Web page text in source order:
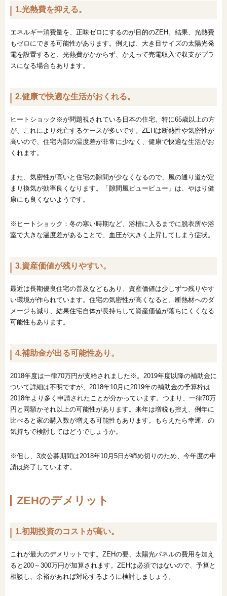
1.光熱費を抑える。
エネルギー消費量を、正味ゼロにするのが目的のZEH。結果、光熱費
もゼロにできる可能性があります。例えば、大き目サイズの太陽光発
電を設置すると、光熱費がかからず、かえって売電収入で収支がプラ
スになる場合もあります。
2.健康で快適な生活がおくれる。
ヒートショック※が問題視されている日本の住宅。特に65歳以上の方
が、これにより死亡するケースが多いです。ZEHは断熱性や気密性が
高いので、住宅内部の温度差が非常に少なく、健康で快適な生活がお
くれます。
また、気密性が高いと住宅の隙間が少なくなるので、風の通り道が定
まり換気が効率良くなります。「隙間風ピューピュー」は、やはり健
康にも良くないようです。
※ヒートショック：冬の寒い時期など、浴槽に入るまでに脱衣所や浴
室で大きな温度差があることで、血圧が大きく上昇してしまう症状。
3.資産価値が残りやすい。
最近は長期優良住宅の普及などもあり、資産価値は少しずつ残りやす
い環境が作られています。住宅の気密性が高くなると、断熱材へのダ
メージも減り、結果住宅自体が長持ちして資産価値が落ちにくくなる
可能性もあります。
4.補助金が出る可能性あり。
2018年度は一律70万円が支給されました※。2019年度以降の補助金に
ついて詳細は不明ですが、2018年10月に2019年の補助金の予算枠は
2018年より多く申請されたことが分かっています。つまり、一律70万
円と同額かそれ以上の可能性があります。来年は増税も控え、例年に
比べると家の購入数が増える可能性もあります。もらえたら幸運、の
気持ちで検討してはどうでしょうか。
※但し、3次公募期間は2018年10月5日が締め切りのため、今年度の申
請は終了しています。
ZEHのデメリット
1.初期投資のコストが高い。
これが最大のデメリットです。ZEHの要、太陽光パネルの費用を加え
ると200～300万円が加算されます。ZEHは必須ではないので、予算と
相談し、余裕があれば対応するように検討しましょう。